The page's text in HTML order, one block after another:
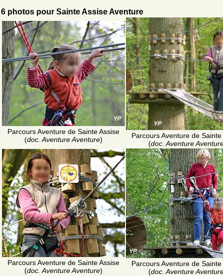
6 photos pour Sainte Assise Aventure
Parcours Aventure de Sainte Assise
(doc. Aventure Aventure)
Parcours Aventure de Sainte
(doc. Aventure
Parcours Aventure de Sainte Assise
(doc. Aventure Aventure)
Parcours Aventure de Sainte
(doc. Aventure